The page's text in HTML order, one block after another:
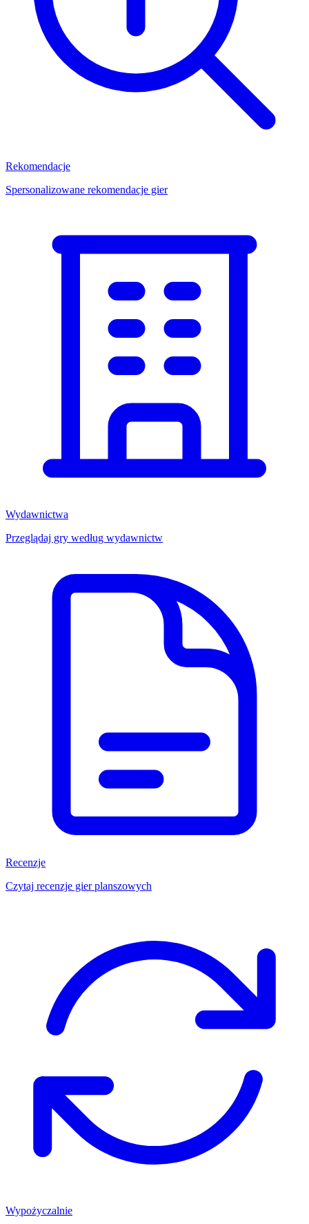
Rekomendacje
Spersonalizowane rekomendacje gier
Wydawnictwa
Przeglądaj gry według wydawnictw
Recenzje
Czytaj recenzje gier planszowych
Wypożyczalnie